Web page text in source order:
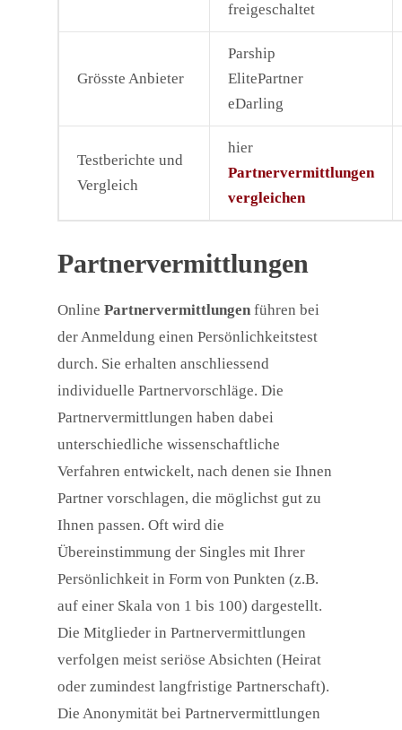
freigeschaltet
Grösste Anbieter
Parship
ElitePartner
eDarling
Testberichte und
Vergleich
hier
Partnervermittlungen
vergleichen
Partnervermittlungen
Online Partnervermittlungen führen bei
der Anmeldung einen Persönlichkeitstest
durch. Sie erhalten anschliessend
individuelle Partnervorschläge. Die
Partnervermittlungen haben dabei
unterschiedliche wissenschaftliche
Verfahren entwickelt, nach denen sie Ihnen
Partner vorschlagen, die möglichst gut zu
Ihnen passen. Oft wird die
Übereinstimmung der Singles mit Ihrer
Persönlichkeit in Form von Punkten (z.B.
auf einer Skala von 1 bis 100) dargestellt.
Die Mitglieder in Partnervermittlungen
verfolgen meist seriöse Absichten (Heirat
oder zumindest langfristige Partnerschaft).
Die Anonymität bei Partnervermittlungen